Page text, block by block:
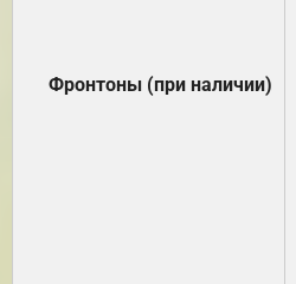
Фронтоны (при наличии)